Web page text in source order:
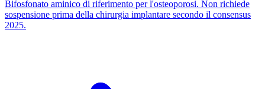
Bifosfonato aminico di riferimento per l'osteoporosi. Non richiede
sospensione prima della chirurgia implantare secondo il consensus
2025.